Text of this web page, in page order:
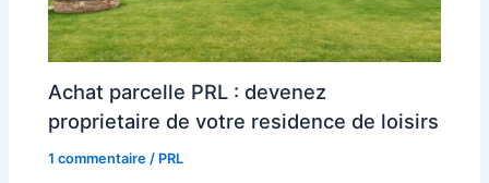
Achat parcelle PRL : devenez
proprietaire de votre residence de loisirs
1 commentaire / PRL